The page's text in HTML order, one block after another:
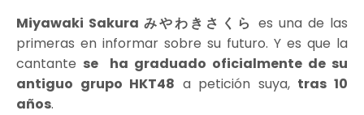
Miyawaki Sakura みやわきさくら es una de las
primeras en informar sobre su futuro. Y es que la
cantante se ha graduado oficialmente de su
antiguo grupo HKT48 a petición suya, tras 10
años.